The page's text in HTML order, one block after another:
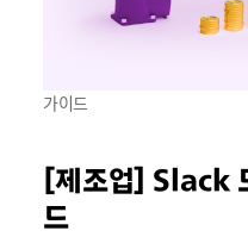
가이드
[제조업] Slack
드